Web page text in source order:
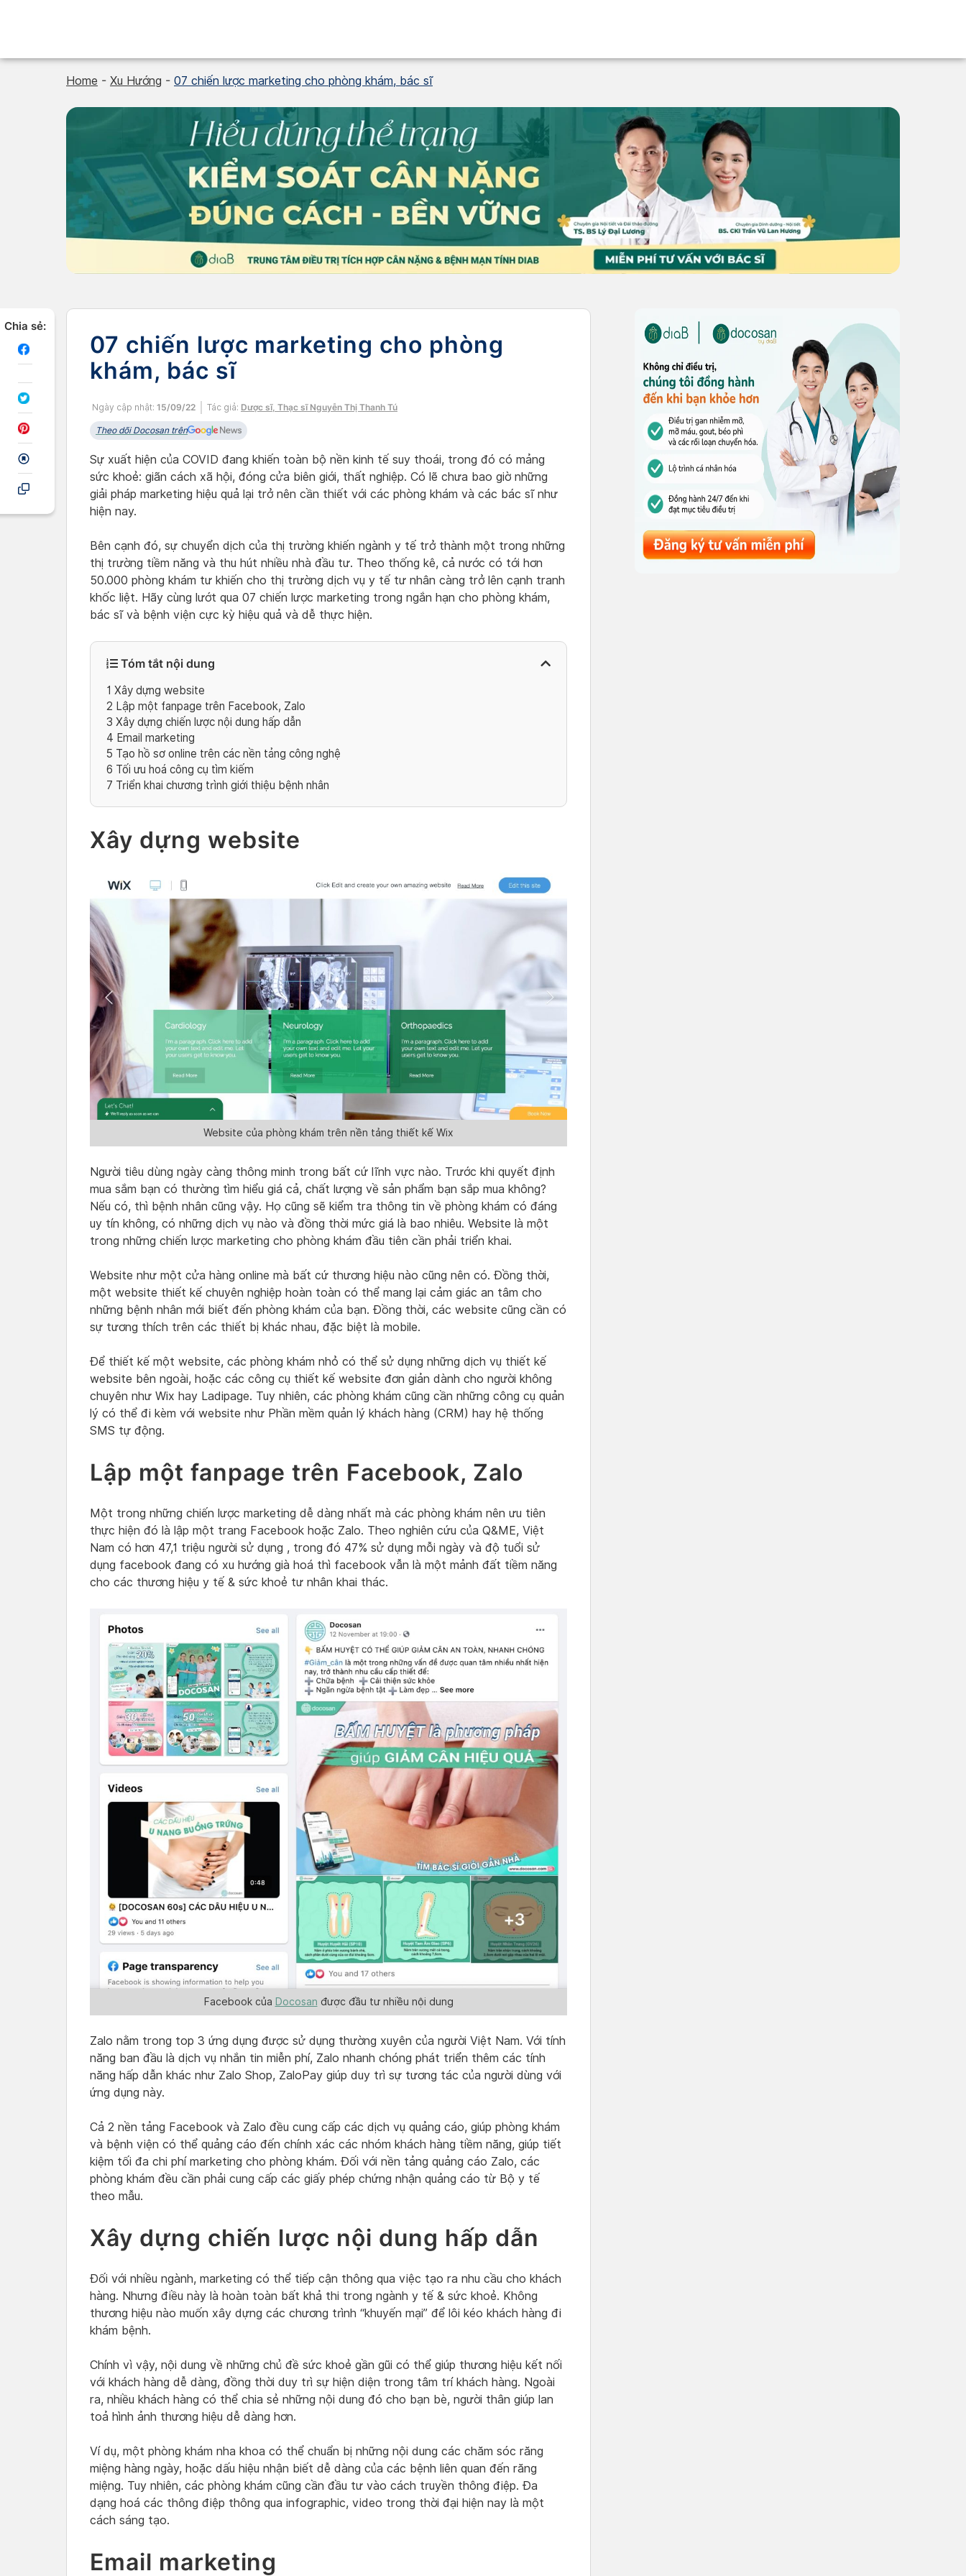
Home - Xu Hướng - 07 chiến lược marketing cho phòng khám, bác sĩ
Chia sẻ:
07 chiến lược marketing cho phòng
khám, bác sĩ
Ngày cập nhật: 15/09/22 Tác giả: Dược sĩ, Thạc sĩ Nguyễn Thị Thanh Tú
Theo dõi Docosan trên
Sự xuất hiện của COVID đang khiến toàn bộ nền kinh tế suy thoái, trong đó có mảng
sức khoẻ: giãn cách xã hội, đóng cửa biên giới, thất nghiệp. Có lẽ chưa bao giờ những
giải pháp marketing hiệu quả lại trở nên cần thiết với các phòng khám và các bác sĩ như
hiện nay.
Bên cạnh đó, sự chuyển dịch của thị trường khiến ngành y tế trở thành một trong những
thị trường tiềm năng và thu hút nhiều nhà đầu tư. Theo thống kê, cả nước có tới hơn
50.000 phòng khám tư khiến cho thị trường dịch vụ y tế tư nhân càng trở lên cạnh tranh
khốc liệt. Hãy cùng lướt qua 07 chiến lược marketing trong ngắn hạn cho phòng khám,
bác sĩ và bệnh viện cực kỳ hiệu quả và dễ thực hiện.
Tóm tắt nội dung
1 Xây dựng website
2 Lập một fanpage trên Facebook, Zalo
3 Xây dựng chiến lược nội dung hấp dẫn
4 Email marketing
5 Tạo hồ sơ online trên các nền tảng công nghệ
6 Tối ưu hoá công cụ tìm kiếm
7 Triển khai chương trình giới thiệu bệnh nhân
Xây dựng website
Website của phòng khám trên nền tảng thiết kế Wix
Người tiêu dùng ngày càng thông minh trong bất cứ lĩnh vực nào. Trước khi quyết định
mua sắm bạn có thường tìm hiểu giá cả, chất lượng về sản phẩm bạn sắp mua không?
Nếu có, thì bệnh nhân cũng vậy. Họ cũng sẽ kiểm tra thông tin về phòng khám có đáng
uy tín không, có những dịch vụ nào và đồng thời mức giá là bao nhiêu. Website là một
trong những chiến lược marketing cho phòng khám đầu tiên cần phải triển khai.
Website như một cửa hàng online mà bất cứ thương hiệu nào cũng nên có. Đồng thời,
một website thiết kế chuyên nghiệp hoàn toàn có thể mang lại cảm giác an tâm cho
những bệnh nhân mới biết đến phòng khám của bạn. Đồng thời, các website cũng cần có
sự tương thích trên các thiết bị khác nhau, đặc biệt là mobile.
Để thiết kế một website, các phòng khám nhỏ có thể sử dụng những dịch vụ thiết kế
website bên ngoài, hoặc các công cụ thiết kế website đơn giản dành cho người không
chuyên như Wix hay Ladipage. Tuy nhiên, các phòng khám cũng cần những công cụ quản
lý có thể đi kèm với website như Phần mềm quản lý khách hàng (CRM) hay hệ thống
SMS tự động.
Lập một fanpage trên Facebook, Zalo
Một trong những chiến lược marketing dễ dàng nhất mà các phòng khám nên ưu tiên
thực hiện đó là lập một trang Facebook hoặc Zalo. Theo nghiên cứu của Q&ME, Việt
Nam có hơn 47,1 triệu người sử dụng , trong đó 47% sử dụng mỗi ngày và độ tuổi sử
dụng facebook đang có xu hướng già hoá thì facebook vẫn là một mảnh đất tiềm năng
cho các thương hiệu y tế & sức khoẻ tư nhân khai thác.
Facebook của Docosan được đầu tư nhiều nội dung
Zalo nằm trong top 3 ứng dụng được sử dụng thường xuyên của người Việt Nam. Với tính
năng ban đầu là dịch vụ nhắn tin miễn phí, Zalo nhanh chóng phát triển thêm các tính
năng hấp dẫn khác như Zalo Shop, ZaloPay giúp duy trì sự tương tác của người dùng với
ứng dụng này.
Cả 2 nền tảng Facebook và Zalo đều cung cấp các dịch vụ quảng cáo, giúp phòng khám
và bệnh viện có thể quảng cáo đến chính xác các nhóm khách hàng tiềm năng, giúp tiết
kiệm tối đa chi phí marketing cho phòng khám. Đối với nền tảng quảng cáo Zalo, các
phòng khám đều cần phải cung cấp các giấy phép chứng nhận quảng cáo từ Bộ y tế
theo mẫu.
Xây dựng chiến lược nội dung hấp dẫn
Đối với nhiều ngành, marketing có thể tiếp cận thông qua việc tạo ra nhu cầu cho khách
hàng. Nhưng điều này là hoàn toàn bất khả thi trong ngành y tế & sức khoẻ. Không
thương hiệu nào muốn xây dựng các chương trình “khuyến mại” để lôi kéo khách hàng đi
khám bệnh.
Chính vì vậy, nội dung về những chủ đề sức khoẻ gần gũi có thể giúp thương hiệu kết nối
với khách hàng dễ dàng, đồng thời duy trì sự hiện diện trong tâm trí khách hàng. Ngoài
ra, nhiều khách hàng có thể chia sẻ những nội dung đó cho bạn bè, người thân giúp lan
toả hình ảnh thương hiệu dễ dàng hơn.
Ví dụ, một phòng khám nha khoa có thể chuẩn bị những nội dung các chăm sóc răng
miệng hàng ngày, hoặc dấu hiệu nhận biết dễ dàng của các bệnh liên quan đến răng
miệng. Tuy nhiên, các phòng khám cũng cần đầu tư vào cách truyền thông điệp. Đa
dạng hoá các thông điệp thông qua infographic, video trong thời đại hiện nay là một
cách sáng tạo.
Email marketing